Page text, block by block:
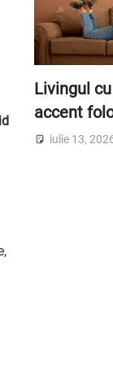
Livingul
accent
iulie 13,